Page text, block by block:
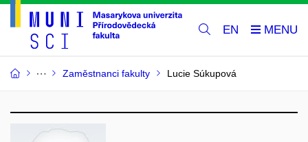
EN
Zaměstnanci fakulty Lucie Súkupová